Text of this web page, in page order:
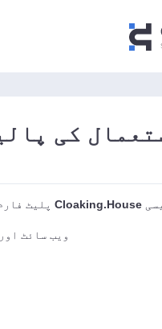
کی
Cloaking.House پلیٹ
ویب سائٹ